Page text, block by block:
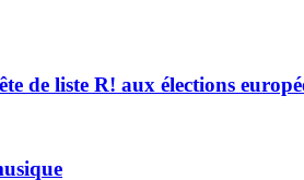
de liste R! aux élections